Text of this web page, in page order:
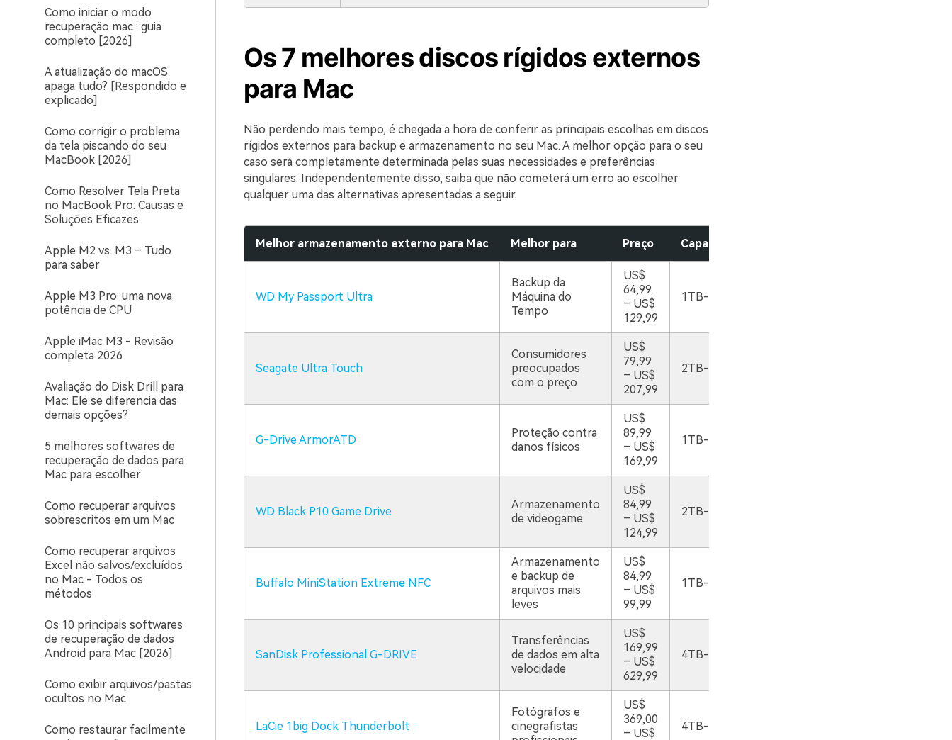
Como iniciar o modo
recuperação mac : guia
completo [2026]
A atualização do macOS
apaga tudo? [Respondido e
explicado]
Como corrigir o problema
da tela piscando do seu
MacBook [2026]
Como Resolver Tela Preta
no MacBook Pro: Causas e
Soluções Eficazes
Apple M2 vs. M3 – Tudo
para saber
Apple M3 Pro: uma nova
potência de CPU
Apple iMac M3 - Revisão
completa 2026
Avaliação do Disk Drill para
Mac: Ele se diferencia das
demais opções?
5 melhores softwares de
recuperação de dados para
Mac para escolher
Como recuperar arquivos
sobrescritos em um Mac
Como recuperar arquivos
Excel não salvos/excluídos
no Mac - Todos os
métodos
Os 10 principais softwares
de recuperação de dados
Android para Mac [2026]
Como exibir arquivos/pastas
ocultos no Mac
Como restaurar facilmente
Os 7 melhores discos rígidos externos
para Mac
Não perdendo mais tempo, é chegada a hora de conferir as principais escolhas em discos
rígidos externos para backup e armazenamento no seu Mac. A melhor opção para o seu
caso será completamente determinada pelas suas necessidades e preferências
singulares. Independentemente disso, saiba que não cometerá um erro ao escolher
qualquer uma das alternativas apresentadas a seguir.
Melhor armazenamento externo para Mac Melhor para Preço Capacidade
WD My Passport Ultra
Backup da
Máquina do
Tempo
US$
64,99
– US$
129,99
1TB-5TB
Seagate Ultra Touch
Consumidores
preocupados
com o preço
US$
79,99
– US$
207,99
2TB-5TB
G-Drive ArmorATD
Proteção contra
danos físicos
US$
89,99
– US$
169,99
1TB-5TB
WD Black P10 Game Drive
Armazenamento
de videogame
US$
84,99
– US$
124,99
2TB-5TB
Buffalo MiniStation Extreme NFC
Armazenamento
e backup de
arquivos mais
leves
US$
84,99
– US$
99,99
1TB-2TB
SanDisk Professional G-DRIVE
Transferências
de dados em alta
velocidade
US$
169,99
– US$
629,99
4TB-22TB
LaCie 1big Dock Thunderbolt
Fotógrafos e
cinegrafistas
US$
369,00
– US$
4TB-20TB